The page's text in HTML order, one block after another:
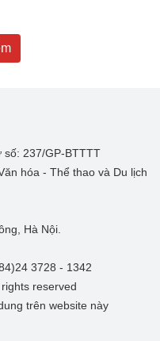
số: 237/GP-BTTTT
hóa - Thể thao và Du lịch
Hà Nội.
3728 - 1342
reserved
trên website này